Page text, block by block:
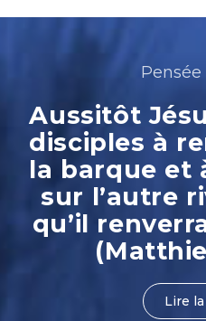
Aussitôt
disciples à
la barque et
sur l’autre
qu’il
Lire